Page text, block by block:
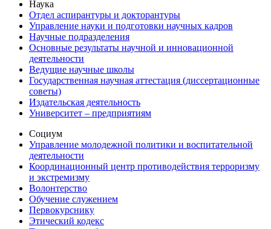
Наука
Отдел аспирантуры и докторантуры
Управление науки и подготовки научных кадров
Научные подразделения
Основные результаты научной и инновационной
деятельности
Ведущие научные школы
Государственная научная аттестация (диссертационные
советы)
Издательская деятельность
Университет – предприятиям
Социум
Управление молодежной политики и воспитательной
деятельности
Координационный центр противодействия терроризму
и экстремизму
Волонтерство
Обучение служением
Первокурснику
Этический кодекс